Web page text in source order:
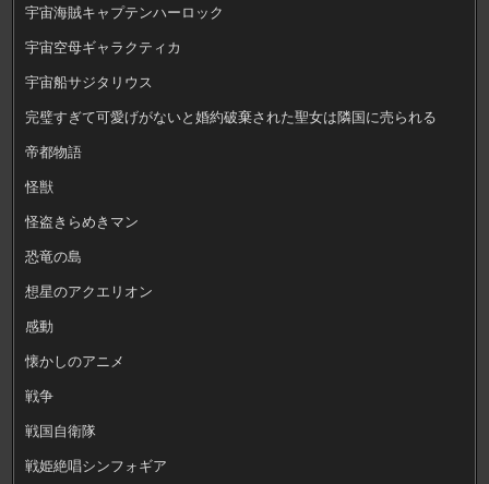
宇宙海賊キャプテンハーロック
宇宙空母ギャラクティカ
宇宙船サジタリウス
完璧すぎて可愛げがないと婚約破棄された聖女は隣国に売られる
帝都物語
怪獣
怪盗きらめきマン
恐竜の島
想星のアクエリオン
感動
懐かしのアニメ
戦争
戦国自衛隊
戦姫絶唱シンフォギア